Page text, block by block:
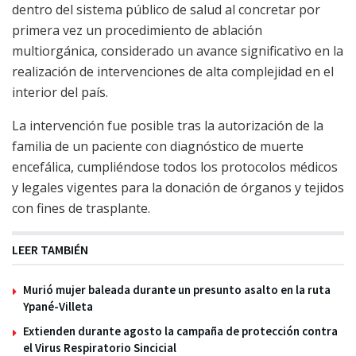
dentro del sistema público de salud al concretar por
primera vez un procedimiento de ablación
multiorgánica, considerado un avance significativo en la
realización de intervenciones de alta complejidad en el
interior del país.
La intervención fue posible tras la autorización de la
familia de un paciente con diagnóstico de muerte
encefálica, cumpliéndose todos los protocolos médicos
y legales vigentes para la donación de órganos y tejidos
con fines de trasplante.
LEER TAMBIÉN
Murió mujer baleada durante un presunto asalto en la ruta
Ypané-Villeta
Extienden durante agosto la campaña de protección contra
el Virus Respiratorio Sincicial